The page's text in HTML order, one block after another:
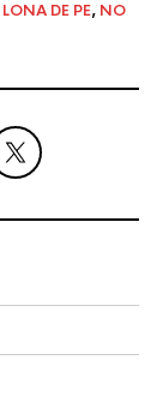
LONA DE PE, NO